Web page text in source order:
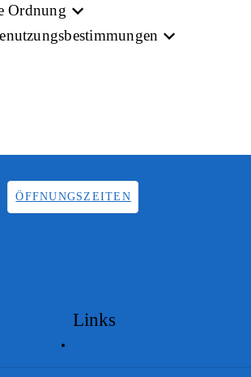
Ordnung
ÖFFNUNGSZEITEN
Links